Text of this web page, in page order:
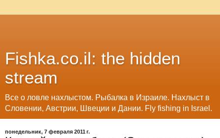
Fishka.co.il: the hidden
stream
Все о ловле нахлыстом. Рыбалка в Израиле. Нахлыст в
Словении, Австрии, Швеции и Дании. Fly fishing in Israel.
понедельник, 7 февраля 2011 г.